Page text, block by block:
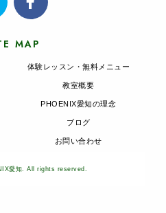
MAP
体験レッスン・無料メニュー
教室概要
PHOENIX愛知の理念
ブログ
お問い合わせ
愛知. All rights reserved.